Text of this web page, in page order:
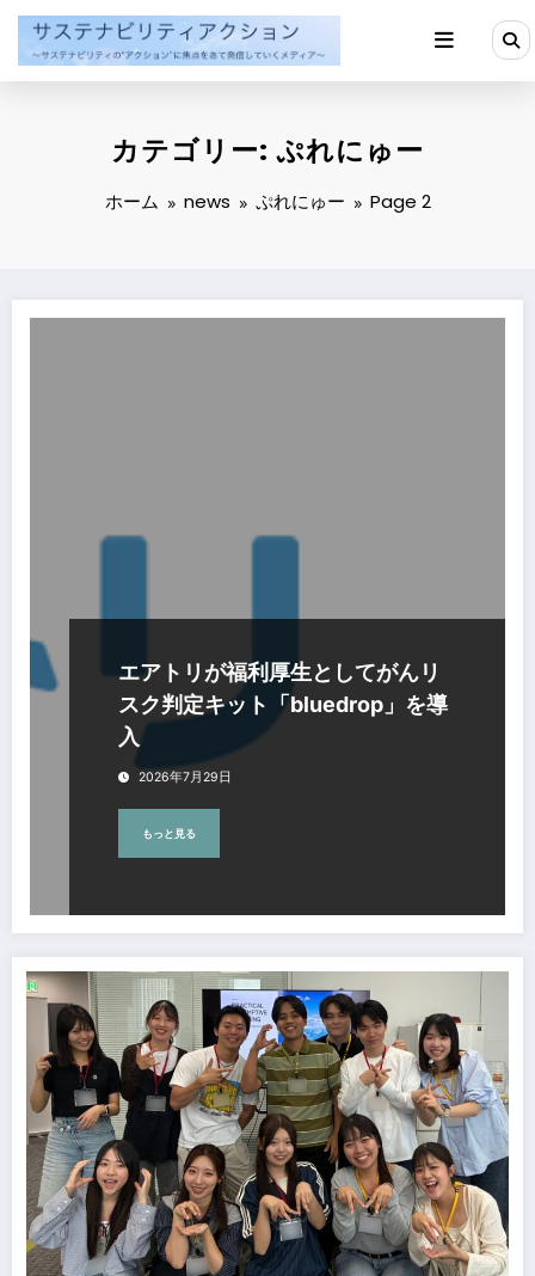
ン
カテゴリー: ぷれにゅー
ホーム news ぷれにゅー Page 2
エアトリが福利厚生としてがんリ
スク判定キット「bluedrop」を導
入
2026年7月29日
もっと見る